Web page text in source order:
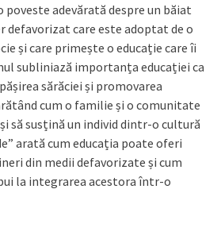
poveste adevărată despre un băiat
care este adoptat de o
și care primește o educație care îi
subliniază importanța educației ca
sărăciei și promovarea
cum o familie și o comunitate
să susțină un individ dintr-o cultură
arată cum educația poate oferi
din medii defavorizate și cum
la integrarea acestora într-o